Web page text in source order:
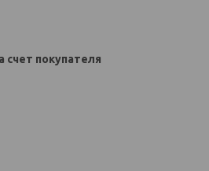
счет покупателя